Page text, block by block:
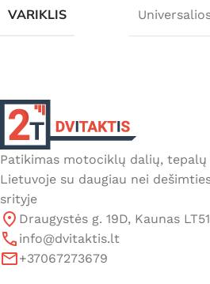
VARIKLIS
Patikimas motociklų dalių,
Lietuvoje su daugiau nei
srityje
Draugystės g. 19D, Kaunas
info@dvitaktis.lt
+37067273679